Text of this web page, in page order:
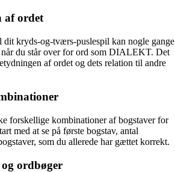
af ordet
kryds-og-tværs-puslespil kan nogle gange
du står over for ord som DIALEKT. Det
af ordet og dets relation til andre
forskellige kombinationer af bogstaver for
med at se på første bogstav, antal
som du allerede har gættet korrekt.
ordbøger